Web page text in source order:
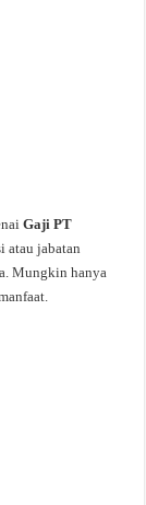
Gaji PT
atau jabatan
Mungkin hanya